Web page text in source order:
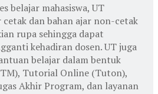
belajar mahasiswa, UT
cetak dan bahan ajar non-cetak
rupa sehingga dapat
kehadiran dosen. UT juga
belajar dalam bentuk
Tutorial Online (Tuton),
Akhir Program, dan layanan